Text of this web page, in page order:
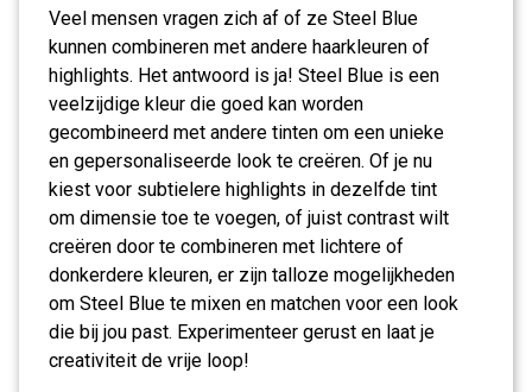
Veel mensen vragen zich af of ze Steel Blue
kunnen combineren met andere haarkleuren of
highlights. Het antwoord is ja! Steel Blue is een
veelzijdige kleur die goed kan worden
gecombineerd met andere tinten om een unieke
en gepersonaliseerde look te creëren. Of je nu
kiest voor subtielere highlights in dezelfde tint
om dimensie toe te voegen, of juist contrast wilt
creëren door te combineren met lichtere of
donkerdere kleuren, er zijn talloze mogelijkheden
om Steel Blue te mixen en matchen voor een look
die bij jou past. Experimenteer gerust en laat je
creativiteit de vrije loop!